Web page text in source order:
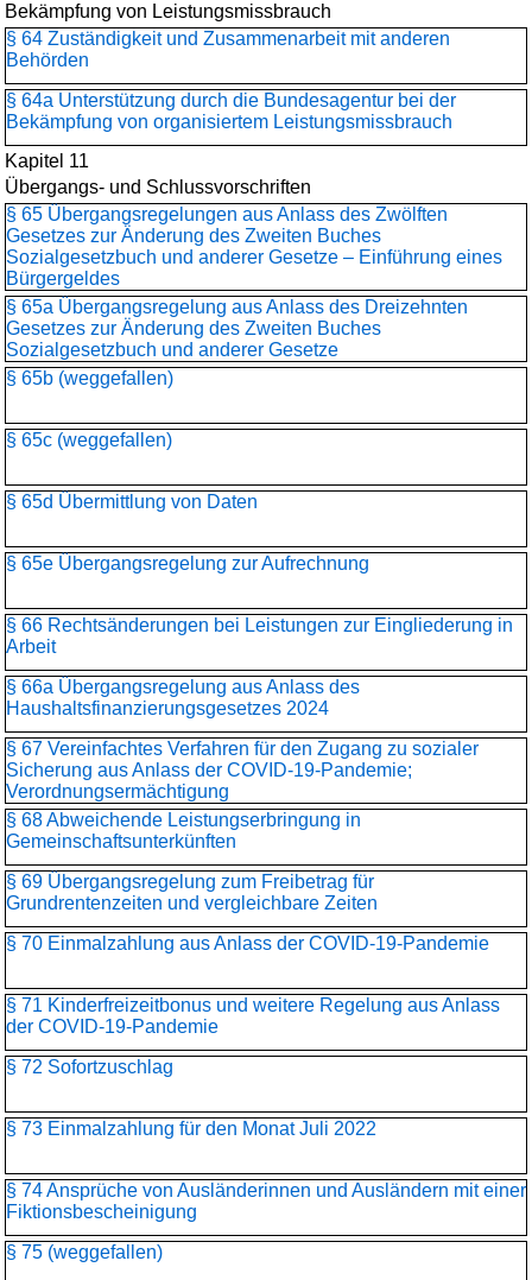
Bekämpfung von Leistungsmissbrauch
§ 64 Zuständigkeit und Zusammenarbeit mit anderen
Behörden
§ 64a Unterstützung durch die Bundesagentur bei der
Bekämpfung von organisiertem Leistungsmissbrauch
Kapitel 11
Übergangs- und Schlussvorschriften
§ 65 Übergangsregelungen aus Anlass des Zwölften
Gesetzes zur Änderung des Zweiten Buches
Sozialgesetzbuch und anderer Gesetze – Einführung eines
Bürgergeldes
§ 65a Übergangsregelung aus Anlass des Dreizehnten
Gesetzes zur Änderung des Zweiten Buches
Sozialgesetzbuch und anderer Gesetze
§ 65b (weggefallen)
§ 65c (weggefallen)
§ 65d Übermittlung von Daten
§ 65e Übergangsregelung zur Aufrechnung
§ 66 Rechtsänderungen bei Leistungen zur Eingliederung in
Arbeit
§ 66a Übergangsregelung aus Anlass des
Haushaltsfinanzierungs­gesetzes 2024
§ 67 Vereinfachtes Verfahren für den Zugang zu sozialer
Sicherung aus Anlass der COVID-19-Pandemie;
Verordnungsermächtigung
§ 68 Abweichende Leistungserbringung in
Gemeinschaftsunterkünften
§ 69 Übergangsregelung zum Freibetrag für
Grundrentenzeiten und vergleichbare Zeiten
§ 70 Einmalzahlung aus Anlass der COVID-19-Pandemie
§ 71 Kinderfreizeitbonus und weitere Regelung aus Anlass
der COVID-19-Pandemie
§ 72 Sofortzuschlag
§ 73 Einmalzahlung für den Monat Juli 2022
§ 74 Ansprüche von Ausländerinnen und Ausländern mit einer
Fiktionsbescheinigung
§ 75 (weggefallen)